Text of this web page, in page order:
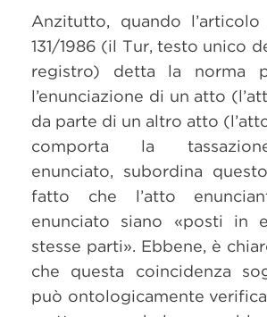
Anzitutto, quando
131/1986 (il Tur, testo unico
registro) detta la norma
l’enunciazione di un atto
da parte di un altro atto
comporta la
enunciato, subordina
fatto che l’atto
enunciato siano «posti in
stesse parti». Ebbene, è
che questa coincidenza
può ontologicamente